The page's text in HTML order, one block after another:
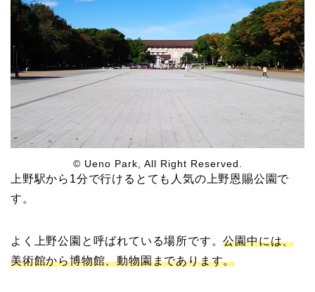
© Ueno Park, All Right Reserved.
上野駅から1分で行けるとても人気の上野恩賜公園で
す。
よく上野公園と呼ばれている場所です。公園中には、
美術館から博物館、動物園まであります。